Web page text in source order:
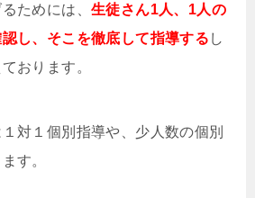
ためには、 生徒さん1人、1人の
し、そこを徹底して指導する し
おります。
対１個別指導や、少人数の個別
す。